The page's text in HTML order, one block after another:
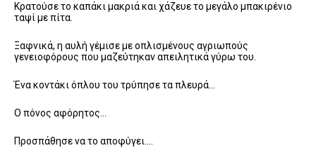
Κρατούσε το καπάκι μακριά και χάζευε το μεγάλο μπακιρένιο
ταψί με πίτα.
Ξαφνικά, η αυλή γέμισε με οπλισμένους αγριωπούς
γενειοφόρους που μαζεύτηκαν απειλητικά γύρω του.
Ένα κοντάκι όπλου του τρύπησε τα πλευρά…
Ο πόνος αφόρητος…
Προσπάθησε να το αποφύγει….